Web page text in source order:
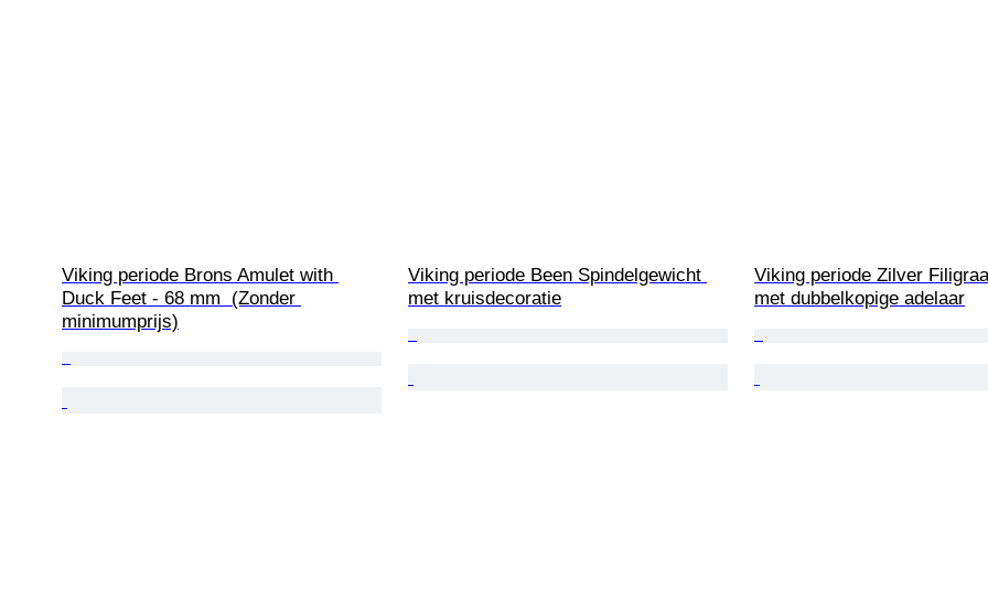
Viking periode Brons Amulet with
Duck Feet - 68 mm  (Zonder
minimumprijs)
Viking periode Been Spindelgewicht
met kruisdecoratie
Viking periode Zilver
met dubbelkopige adelaar